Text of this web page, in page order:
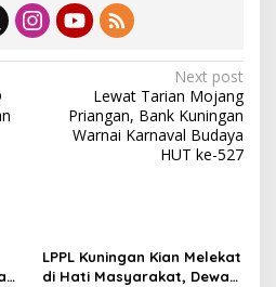
Next post
Lewat Tarian Mojang
Priangan, Bank Kuningan
Warnai Karnaval Budaya
HUT ke-527
LPPL Kuningan Kian Melekat
di Hati Masyarakat, Dewas